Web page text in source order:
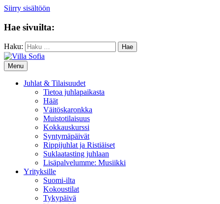
Siirry sisältöön
Hae sivuilta:
Haku:
Menu
Juhlat & Tilaisuudet
Tietoa juhlapaikasta
Häät
Väitöskaronkka
Muistotilaisuus
Kokkauskurssi
Syntymäpäivät
Rippijuhlat ja Ristiäiset
Suklaatasting juhlaan
Lisäpalvelumme: Musiikki
Yrityksille
Suomi-ilta
Kokoustilat
Tykypäivä